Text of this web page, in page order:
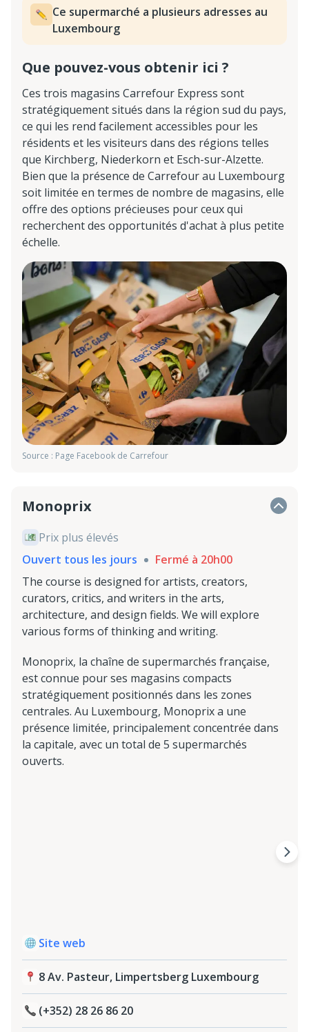
Ce supermarché a plusieurs adresses au
Luxembourg
Que pouvez-vous obtenir ici ?
Ces trois magasins Carrefour Express sont
stratégiquement situés dans la région sud du pays,
ce qui les rend facilement accessibles pour les
résidents et les visiteurs dans des régions telles
que Kirchberg, Niederkorn et Esch-sur-Alzette.
Bien que la présence de Carrefour au Luxembourg
soit limitée en termes de nombre de magasins, elle
offre des options précieuses pour ceux qui
recherchent des opportunités d'achat à plus petite
échelle.
Source : Page Facebook de Carrefour
Monoprix
Prix plus élevés
Ouvert tous les jours
Fermé à 20h00
The course is designed for artists, creators,
curators, critics, and writers in the arts,
architecture, and design fields. We will explore
various forms of thinking and writing.
Monoprix, la chaîne de supermarchés française,
est connue pour ses magasins compacts
stratégiquement positionnés dans les zones
centrales. Au Luxembourg, Monoprix a une
présence limitée, principalement concentrée dans
la capitale, avec un total de 5 supermarchés
ouverts.
Site web
8 Av. Pasteur, Limpertsberg Luxembourg
(+352) 28 26 86 20